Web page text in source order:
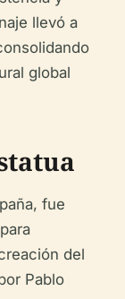
llevó a
global
fue
del
Pablo